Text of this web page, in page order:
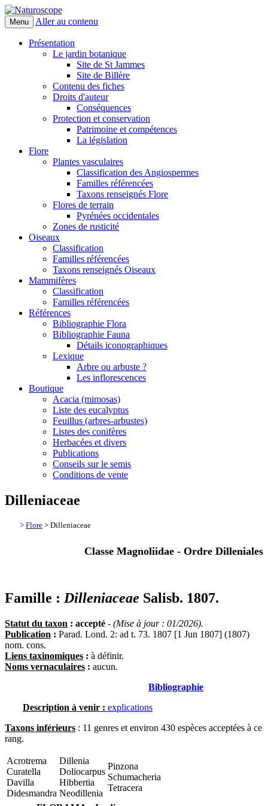
Naturoscope
Menu Aller au contenu
Présentation
Le jardin botanique
Site de St Jammes
Site de Billère
Contenu des fiches
Droits d'auteur
Conséquences
Protection et conservation
Patrimoine et compétences
La législation
Flore
Plantes vasculaires
Classification des Angiospermes
Familles référencées
Taxons renseignés Flore
Flores de terrain
Pyrénées occidentales
Zones de rusticité
Oiseaux
Classification
Familles référencées
Taxons renseignés Oiseaux
Mammifères
Classification
Familles référencées
Références
Bibliographie Flora
Bibliographie Fauna
Détails iconographiques
Lexique
Arbre ou arbuste ?
Les inflorescences
Boutique
Acacia (mimosas)
Liste des eucalyptus
Feuillus (arbres-arbustes)
Listes des conifères
Herbacées et divers
Publications
Conseils sur le semis
Conditions de vente
Dilleniaceae
> Flore > Dilleniaceae
Classe Magnoliidae - Ordre Dilleniales
Famille : Dilleniaceae Salisb. 1807.
Statut du taxon : accepté - (Mise à jour : 01/2026).
Publication : Parad. Lond. 2: ad t. 73. 1807 [1 Jun 1807] (1807)
nom. cons.
Liens taxinomiques : à définir.
Noms vernaculaires : aucun.
Bibliographie
Description à venir : explications
Taxons inférieurs : 11 genres et environ 430 espèces acceptées à ce
rang.
Acrotrema
Curatella
Davilla
Didesmandra
Dillenia
Doliocarpus
Hibbertia
Neodillenia
Pinzona
Schumacheria
Tetracera